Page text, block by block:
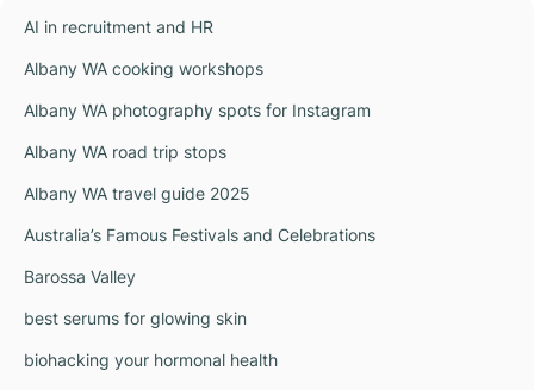
AI in recruitment and HR
Albany WA cooking workshops
Albany WA photography spots for Instagram
Albany WA road trip stops
Albany WA travel guide 2025
Australia’s Famous Festivals and Celebrations
Barossa Valley
best serums for glowing skin
biohacking your hormonal health